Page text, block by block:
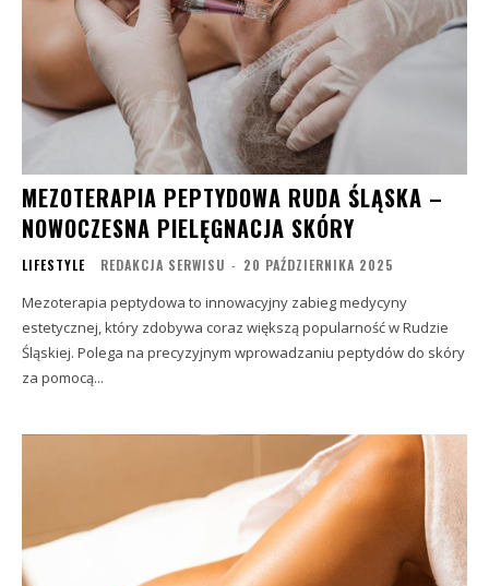
MEZOTERAPIA PEPTYDOWA RUDA ŚLĄSKA –
NOWOCZESNA PIELĘGNACJA SKÓRY
LIFESTYLE REDAKCJA SERWISU - 20 PAŹDZIERNIKA 2025
Mezoterapia peptydowa to innowacyjny zabieg medycyny
estetycznej, który zdobywa coraz większą popularność w Rudzie
Śląskiej. Polega na precyzyjnym wprowadzaniu peptydów do skóry
za pomocą...